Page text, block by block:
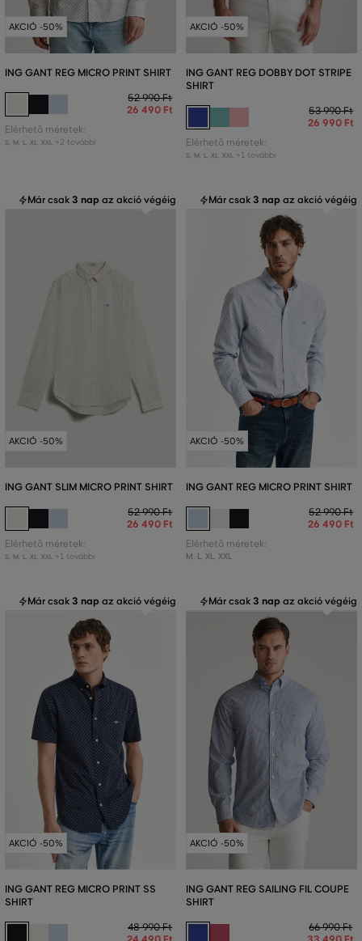
AKCIÓ -50%
ING GANT REG MICRO PRINT SHIRT
52 990 Ft
26 490 Ft
Elérhető méretek:
S, M L XL XXL +2 további
AKCIÓ -50%
ING GANT REG DOBBY DOT STRIPE
SHIRT
53 990 Ft
26 990 Ft
Elérhető méretek:
S, M L XL XXL +1 további
Már csak3 nap az akció végéig
AKCIÓ -50%
ING GANT SLIM MICRO PRINT SHIRT
52 990 Ft
26 490 Ft
Elérhető méretek:
S, M L XL XXL +1 további
Már csak3 nap az akció végéig
AKCIÓ -50%
ING GANT REG MICRO PRINT SHIRT
52 990 Ft
26 490 Ft
Elérhető méretek:
M, L, XL, XXL
Már csak3 nap az akció végéig
AKCIÓ -50%
ING GANT REG MICRO PRINT SS
SHIRT
48 990 Ft
Már csak3 nap az akció végéig
AKCIÓ -50%
ING GANT REG SAILING FIL COUPE
SHIRT
66 990 Ft